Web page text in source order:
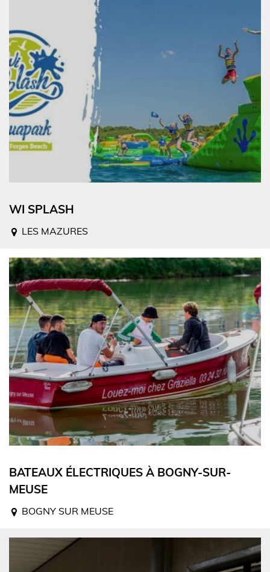
WI SPLASH
LES MAZURES
BATEAUX ÉLECTRIQUES À BOGNY-SUR-
MEUSE
BOGNY SUR MEUSE